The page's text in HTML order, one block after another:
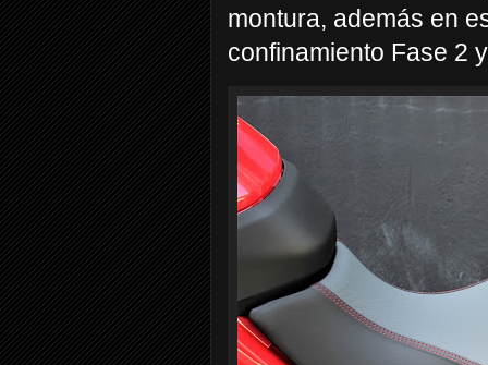
montura, además en
confinamiento Fase 2